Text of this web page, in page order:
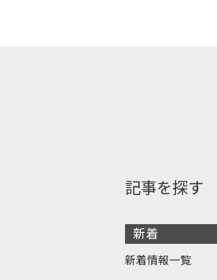
記事を探す
新着
新着情報一覧